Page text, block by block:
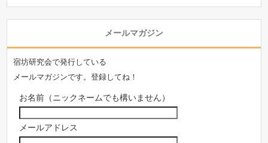
メールマガジン
宿坊研究会で発行している
メールマガジンです。登録してね！
お名前（ニックネームでも構いません）
メールアドレス